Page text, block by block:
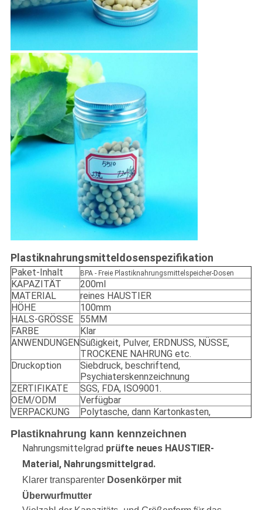
Plastiknahrungsmitteldosenspezifikation
Paket-Inhalt BPA - Freie Plastiknahrungsmittelspeicher-Dosen
KAPAZITÄT
200ml
MATERIAL
reines HAUSTIER
HÖHE
100mm
HALS-GRÖSSE
55MM
FARBE
Klar
ANWENDUNGENSüßigkeit, Pulver, ERDNUSS, NÜSSE,
TROCKENE NAHRUNG etc.
Druckoption
Siebdruck, beschriftend,
Psychiaterskennzeichnung
ZERTIFIKATE
SGS, FDA, ISO9001.
OEM/ODM
Verfügbar
VERPACKUNG
Polytasche, dann Kartonkasten,
Plastiknahrung kann kennzeichnen
Nahrungsmittelgrad prüfte neues HAUSTIER-
Material, Nahrungsmittelgrad.
Klarer transparenter Dosenkörper mit
Überwurfmutter